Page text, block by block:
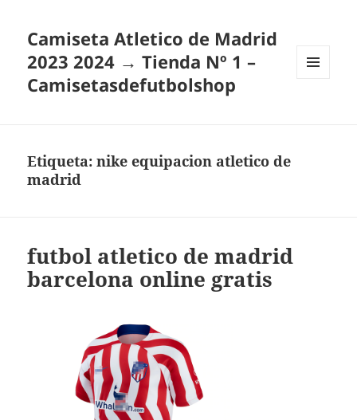
Camiseta Atletico de Madrid
2023 2024 → Tienda Nº 1 –
Camisetasdefutbolshop
Etiqueta:nike equipacion atletico de
madrid
futbol atletico de madrid
barcelona online gratis